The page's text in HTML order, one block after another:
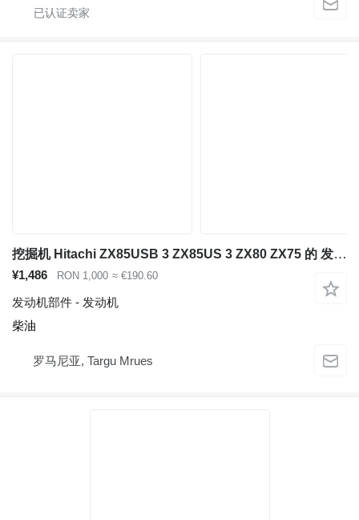
挖掘机 Hitachi ZX85USB 3 ZX85US 3 ZX80 ZX75 的 发动机 Isuzu 4LE2X
¥1,486 RON 1,000 ≈ €190.60
发动机部件 - 发动机
柴油
罗马尼亚, Targu Mrues